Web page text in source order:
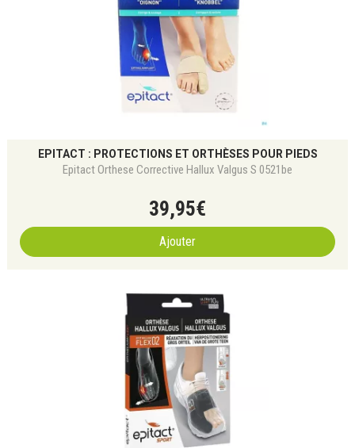
EPITACT : PROTECTIONS ET ORTHÈSES POUR PIEDS
Epitact Orthese Corrective Hallux Valgus S 0521be
39,95€
Ajouter